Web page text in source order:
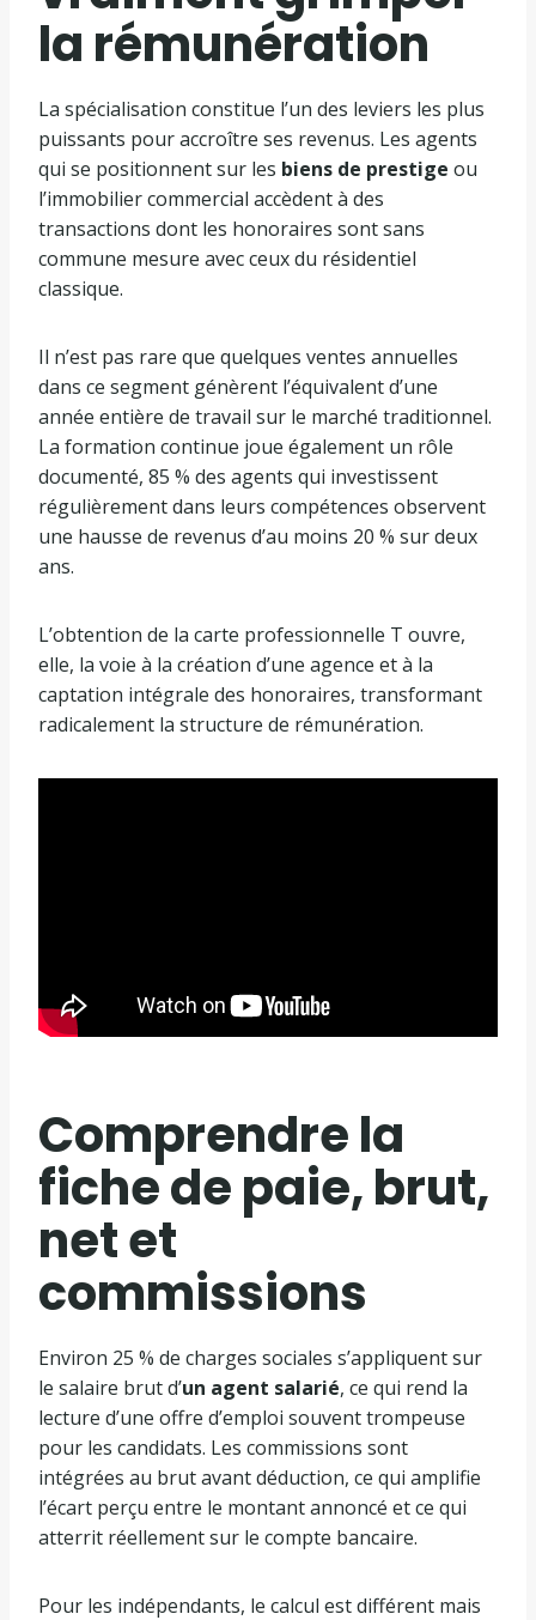
la rémunération
La spécialisation constitue l’un des leviers les plus
puissants pour accroître ses revenus. Les agents
qui se positionnent sur les biens de prestige ou
l’immobilier commercial accèdent à des
transactions dont les honoraires sont sans
commune mesure avec ceux du résidentiel
classique.
Il n’est pas rare que quelques ventes annuelles
dans ce segment génèrent l’équivalent d’une
année entière de travail sur le marché traditionnel.
La formation continue joue également un rôle
documenté, 85 % des agents qui investissent
régulièrement dans leurs compétences observent
une hausse de revenus d’au moins 20 % sur deux
ans.
L’obtention de la carte professionnelle T ouvre,
elle, la voie à la création d’une agence et à la
captation intégrale des honoraires, transformant
radicalement la structure de rémunération.
Comprendre la
fiche de paie, brut,
net et
commissions
Environ 25 % de charges sociales s’appliquent sur
le salaire brut d’un agent salarié, ce qui rend la
lecture d’une offre d’emploi souvent trompeuse
pour les candidats. Les commissions sont
intégrées au brut avant déduction, ce qui amplifie
l’écart perçu entre le montant annoncé et ce qui
atterrit réellement sur le compte bancaire.
Pour les indépendants, le calcul est différent mais